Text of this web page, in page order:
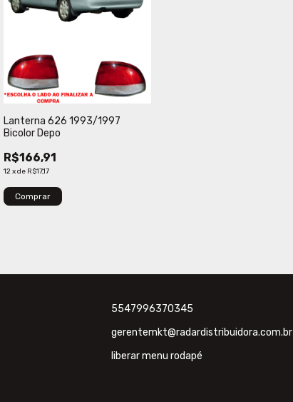
Lanterna 626 1993/1997
Bicolor Depo
R$166,91
12xde R$17,17
Comprar
5547996370345
gerentemkt@radardistribuidora.com.br
liberar menu rodapé